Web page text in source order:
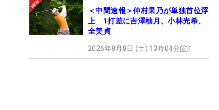
＜中間速報＞仲村果乃が単独首位浮
上 1打差に吉澤柚月、小林光希、
全美貞
2026年8月8日 (土) 13時04分 1